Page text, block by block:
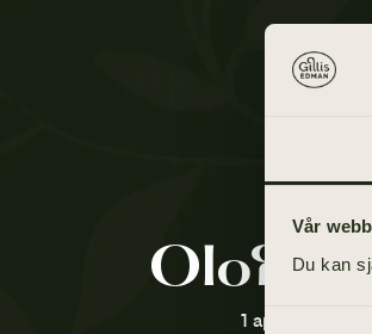
Vår
Du kan
Olof
1 april 1947 -